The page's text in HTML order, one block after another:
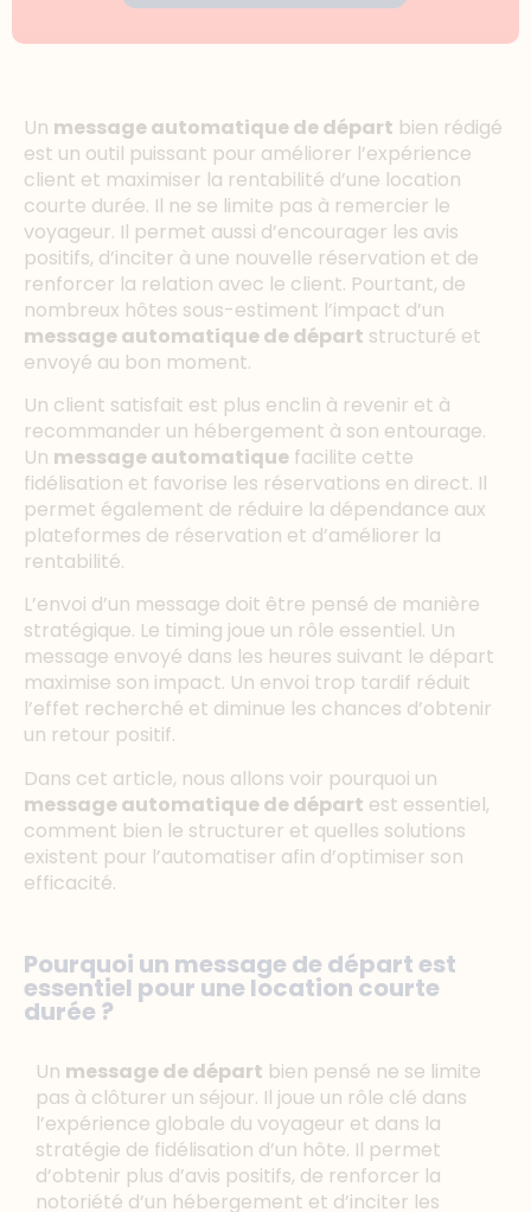
Un message automatique de départ bien rédigé
est un outil puissant pour améliorer l’expérience
client et maximiser la rentabilité d’une location
courte durée. Il ne se limite pas à remercier le
voyageur. Il permet aussi d’encourager les avis
positifs, d’inciter à une nouvelle réservation et de
renforcer la relation avec le client. Pourtant, de
nombreux hôtes sous-estiment l’impact d’un
message automatique de départ structuré et
envoyé au bon moment.
Un client satisfait est plus enclin à revenir et à
recommander un hébergement à son entourage.
Un message automatique facilite cette
fidélisation et favorise les réservations en direct. Il
permet également de réduire la dépendance aux
plateformes de réservation et d’améliorer la
rentabilité.
L’envoi d’un message doit être pensé de manière
stratégique. Le timing joue un rôle essentiel. Un
message envoyé dans les heures suivant le départ
maximise son impact. Un envoi trop tardif réduit
l’effet recherché et diminue les chances d’obtenir
un retour positif.
Dans cet article, nous allons voir pourquoi un
message automatique de départ est essentiel,
comment bien le structurer et quelles solutions
existent pour l’automatiser afin d’optimiser son
efficacité.
Pourquoi un message de départ est
essentiel pour une location courte
durée ?
Un message de départ bien pensé ne se limite
pas à clôturer un séjour. Il joue un rôle clé dans
l’expérience globale du voyageur et dans la
stratégie de fidélisation d’un hôte. Il permet
d’obtenir plus d’avis positifs, de renforcer la
notoriété d’un hébergement et d’inciter les